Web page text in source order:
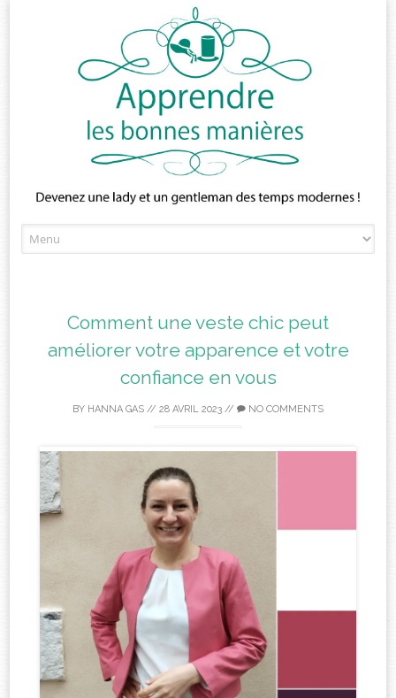
to
Comment une veste chic peut
améliorer votre apparence et votre
confiance en vous
BY HANNA GAS // 28 AVRIL 2023 // NO COMMENTS